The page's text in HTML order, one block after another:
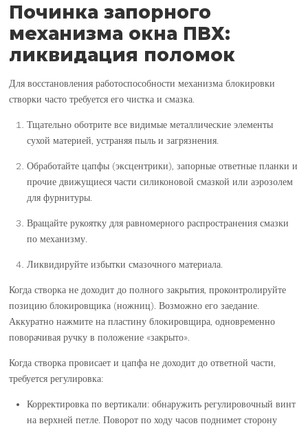
Починка запорного
механизма окна ПВХ:
ликвидация поломок
Для восстановления работоспособности механизма блокировки
створки часто требуется его чистка и смазка.
Тщательно оботрите все видимые металлические элементы
сухой материей, устраняя пыль и загрязнения.
Обработайте цапфы (эксцентрики), запорные ответные планки и
прочие движущиеся части силиконовой смазкой или аэрозолем
для фурнитуры.
Вращайте рукоятку для равномерного распространения смазки
по механизму.
Ликвидируйте избытки смазочного материала.
Когда створка не доходит до полного закрытия, проконтролируйте
позицию блокировщика (ножниц). Возможно его заедание.
Аккуратно нажмите на пластину блокировщира, одновременно
поворачивая ручку в положение «закрыто».
Когда створка провисает и цапфа не доходит до ответной части,
требуется регулировка:
Корректировка по вертикали: обнаружить регулировочный винт
на верхней петле. Поворот по ходу часов поднимет сторону